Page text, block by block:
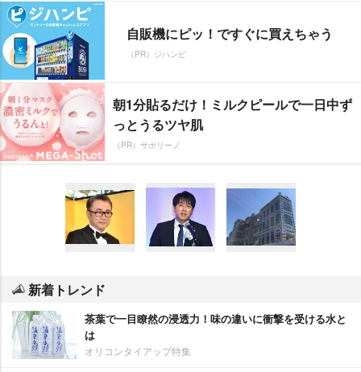
自販機にピッ！ですぐに買えちゃう
（PR）ジハンピ
朝1分貼るだけ！ミルクピールで一日中ず
っとうるツヤ肌
（PR）サボリーノ
新着トレンド
茶葉で一目瞭然の浸透力！味の違いに衝撃を受ける水と
は
オリコンタイアップ特集